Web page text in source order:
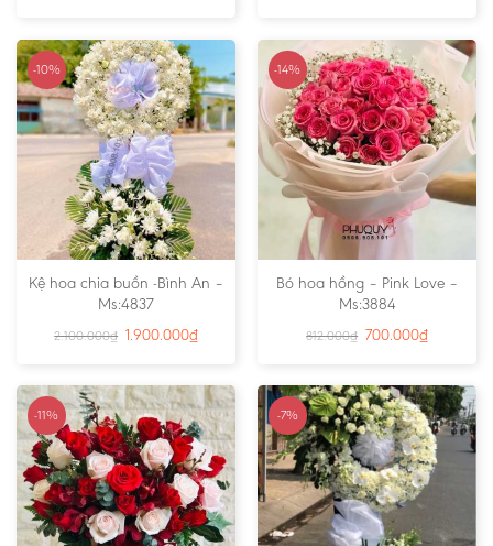
-10%
Kệ hoa chia buồn -Bình An –
Ms:4837
2.100.000₫ 1.900.000₫
-14%
Bó hoa hồng – Pink Love –
Ms:3884
812.000₫ 700.000₫
-11% -7%